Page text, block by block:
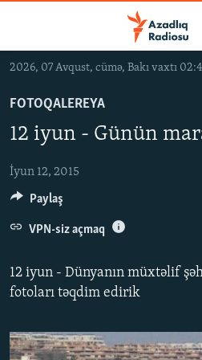
Əsas
qayıt
Əsas
naviqasiyaya
qayıt
keç
#İZAHLA
KORRUPSIOMETR
#ƏSLINDƏ
FƏRQƏ BAX
QANUNI DOĞRU
MULTIMEDIA
FOTOQALEREYA
OXU ZALI
HAQQIMIZDA
2026, 07 Avqust, cümə, Bakı vaxtı
FOTOQALEREYA
12 iyun - Günün
İyun 12, 2015
12 iyun - Dünyanın müxtəlif
fotoları təqdim edirik
Paylaş
VPN-siz açmaq